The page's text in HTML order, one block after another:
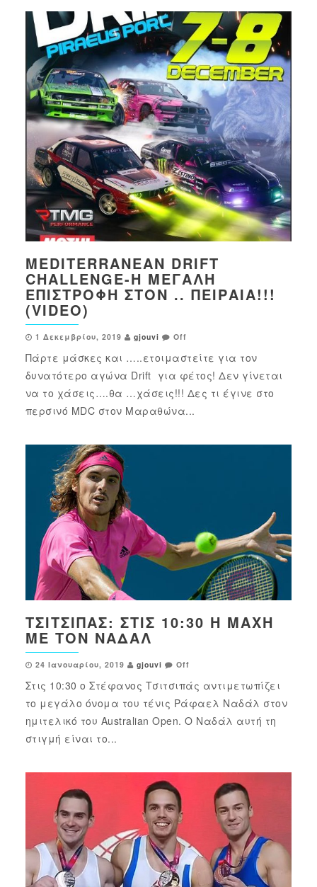
MEDITERRANEAN DRIFT
CHALLENGE-Η ΜΕΓΆΛΗ
ΕΠΙΣΤΡΟΦΉ ΣΤΟΝ .. ΠΕΙΡΑΙΆ!!!
(VIDEO)
1 Δεκεμβρίου, 2019 gjouvi Off
Πάρτε μάσκες και …..ετοιμαστείτε για τον
δυνατότερο αγώνα Drift για φέτος! Δεν γίνεται
να το χάσεις….θα …χάσεις!!! Δες τι έγινε στο
περσινό MDC στον Μαραθώνα...
ΤΣΙΤΣΙΠΆΣ: ΣΤΙΣ 10:30 Η ΜΆΧΗ
ΜΕ ΤΟΝ ΝΑΔΆΛ
24 Ιανουαρίου, 2019 gjouvi Off
Στις 10:30 ο Στέφανος Τσιτσιπάς αντιμετωπίζει
το μεγάλο όνομα του τένις Ράφαελ Ναδάλ στον
ημιτελικό του Australian Open. Ο Ναδάλ αυτή τη
στιγμή είναι το...